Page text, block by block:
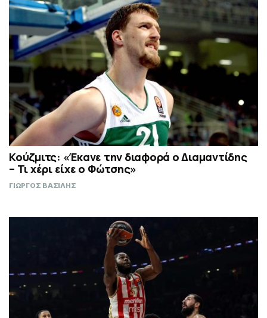
Κούζμιτς: «Έκανε την διαφορά ο Διαμαντίδης
– Τι χέρι είχε ο Φώτσης»
ΓΙΩΡΓΟΣ ΒΑΣΙΛΗΣ